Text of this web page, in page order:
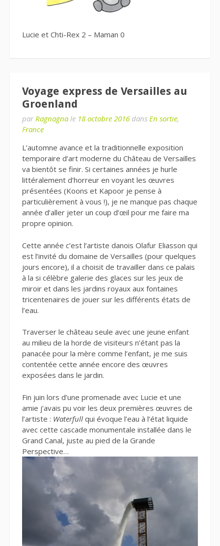
Lucie et Chti-Rex 2 – Maman 0
Voyage express de Versailles au
Groenland
par Ragnagna le 18 octobre 2016 dans En sortie,
France
L’automne avance et la traditionnelle exposition
temporaire d’art moderne du Château de Versailles
va bientôt se finir. Si certaines années je hurle
littéralement d’horreur en voyant les œuvres
présentées (Koons et Kapoor je pense à
particulièrement à vous !), je ne manque pas chaque
année d’aller jeter un coup d’œil pour me faire ma
propre opinion.
Cette année c’est l’artiste danois Olafur Eliasson qui
est l’invité du domaine de Versailles (pour quelques
jours encore), il a choisit de travailler dans ce palais
à la si célèbre galerie des glaces sur les jeux de
miroir et dans les jardins royaux aux fontaines
tricentenaires de jouer sur les différents états de
l’eau.
Traverser le château seule avec une jeune enfant
au milieu de la horde de visiteurs n’étant pas la
panacée pour la mère comme l’enfant, je me suis
contentée cette année encore des œuvres
exposées dans le jardin.
Fin juin lors d’une promenade avec Lucie et une
amie j’avais pu voir les deux premières œuvres de
l’artiste : Waterfull qui évoque l’eau à l’état liquide
avec cette cascade monumentale installée dans le
Grand Canal, juste au pied de la Grande
Perspective…